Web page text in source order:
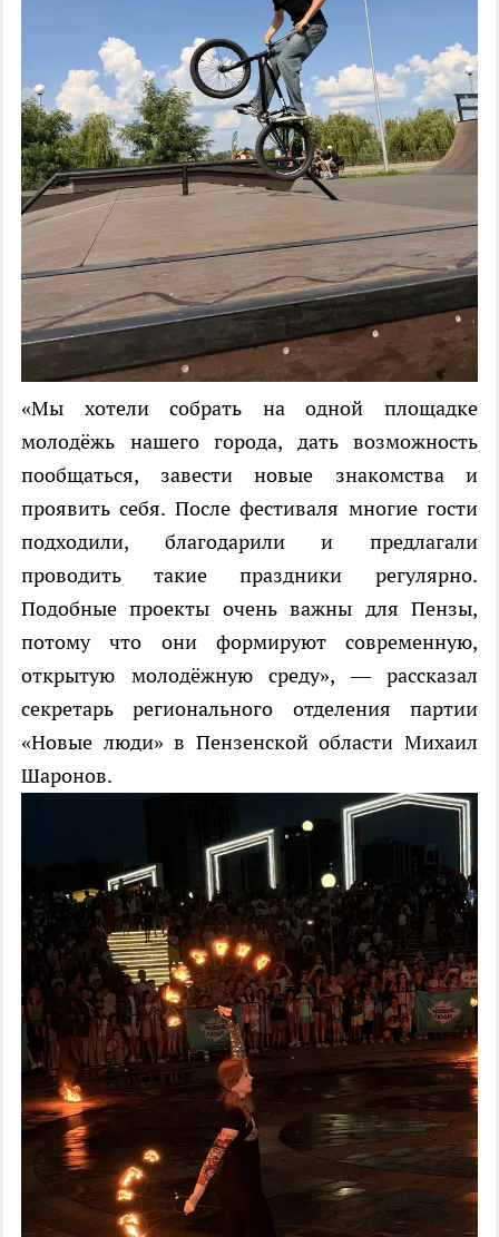
«Мы хотели собрать на одной площадке
молодёжь нашего города, дать возможность
пообщаться, завести новые знакомства и
проявить себя. После фестиваля многие гости
подходили, благодарили и предлагали
проводить такие праздники регулярно.
Подобные проекты очень важны для Пензы,
потому что они формируют современную,
открытую молодёжную среду», — рассказал
секретарь регионального отделения партии
«Новые люди» в Пензенской области Михаил
Шаронов.